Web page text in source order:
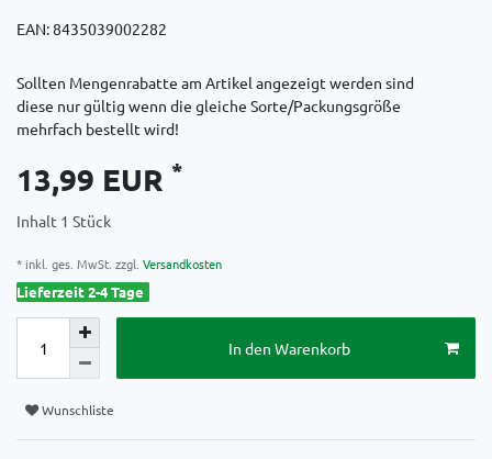
EAN:8435039002282
Sollten Mengenrabatte am Artikel angezeigt werden sind
diese nur gültig wenn die gleiche Sorte/Packungsgröße
mehrfach bestellt wird!
13,99 EUR *
Inhalt 1 Stück
* inkl. ges. MwSt. zzgl. Versandkosten
Lieferzeit 2-4 Tage
In den Warenkorb
Wunschliste